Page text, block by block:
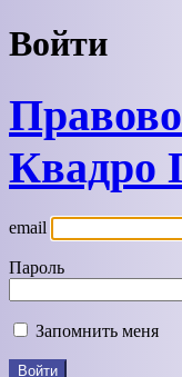
Войти
Квадро
email
Пароль
Запомнить меня